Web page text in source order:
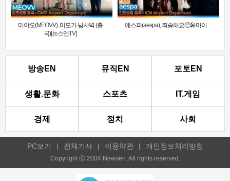
미야오(MEOVV), 미모가 넘사벽 (출
국)[뉴스엔TV]
에스파(aespa), 죄송해요🥺🎤마이..
방송EN 뮤직EN 포토EN
생활.문화 스포츠 IT.게임
경제 정치 사회
PC보기 | 전체기사 | 이용약관 | 개인정보처리방침
Copyright ⓒ 2004 Newsen. All rights reserved.